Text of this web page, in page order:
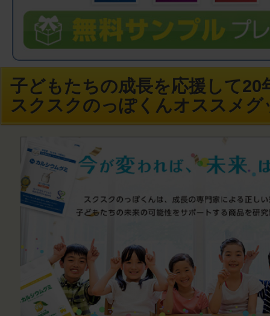
子どもたちの成長を応援して20
スクスクのっぽくんオススメグ